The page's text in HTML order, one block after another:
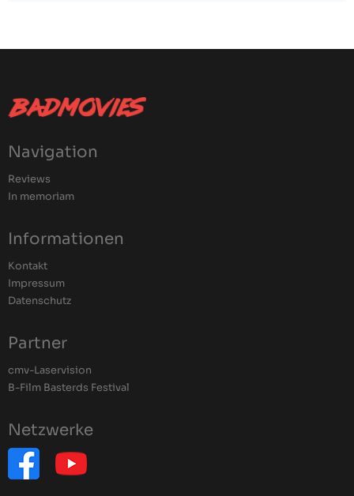
Navigation
Reviews
In memoriam
Informationen
Kontakt
Impressum
Datenschutz
Partner
cmv-Laservision
B-Film Basterds Festival
Netzwerke